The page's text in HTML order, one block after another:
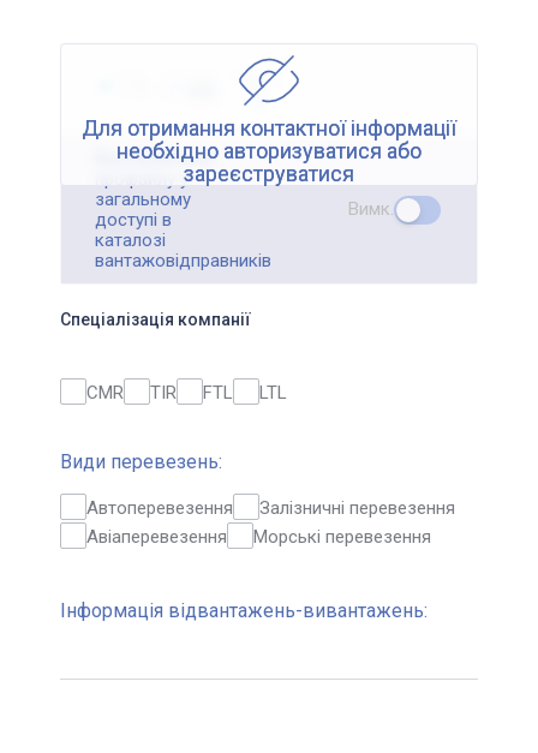
Для отримання контактної інформації
необхідно авторизуватися або
зареєструватися
Відображення
профайлу у
загальному
доступі в
каталозі
вантажовідправників
Вимк.
Спеціалізація компанії
CMR TIR FTL LTL
Види перевезень:
Автоперевезення
Залізничні перевезення
Авіаперевезення
Морські перевезення
Інформація відвантажень-вивантажень: